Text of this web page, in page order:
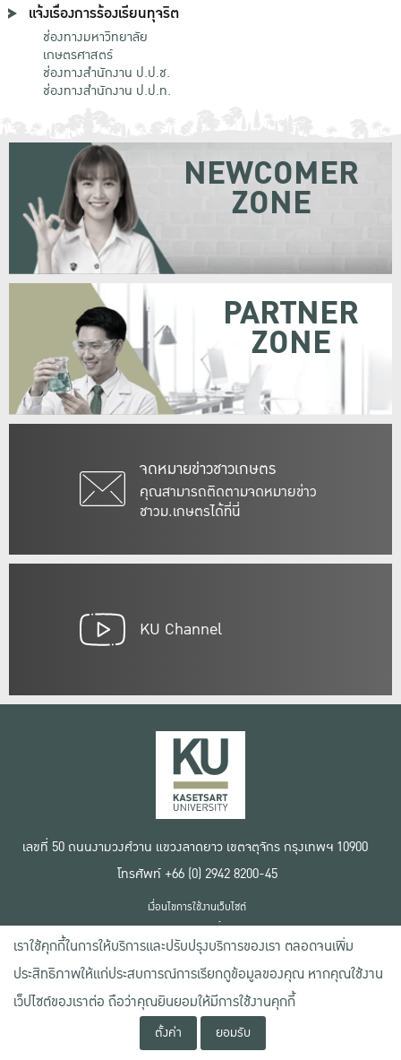
แจ้งเรื่องการร้องเรียนทุจริต
ช่องทางมหาวิทยาลัย
เกษตรศาสตร์
ช่องทางสำนักงาน ป.ป.ช.
ช่องทางสำนักงาน ป.ป.ท.
จดหมายข่าวชาวเกษตร
คุณสามารถติดตามจดหมายข่าว
ชาวม.เกษตรได้ที่นี่
NEWCOMER
ZONE
PARTNER
ZONE
KU Channel
เลขที่ 50 ถนนงามวงศ์วาน แขวงลาดยาว เขตจตุจักร กรุงเทพฯ 10900
โทรศัพท์ +66 (0) 2942 8200-45
สงวนลิขสิทธิ์ © 2020 มหาวิทยาลัยเกษตรศาสตร์
เงื่อนไขการใช้งานเว็บไซต์
ข้อตกลงด้านสิทธิ์ใช้งาน
นโยบายความเป็นส่วนตัว
เราใช้คุกกี้ในการให้บริการและปรับปรุงบริการของเรา ตลอดจนเพิ่ม
ประสิทธิภาพให้แก่ประสบการณ์การเรียกดูข้อมูลของคุณ หากคุณใช้งาน
เว็ปไซต์ของเราต่อ ถือว่าคุณยินยอมให้มีการใช้งานคุกกี้
ตั้งค่า ยอมรับ